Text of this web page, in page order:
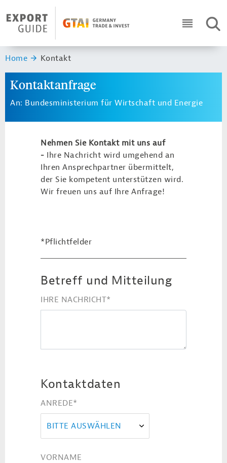
Header Logo
ICON
Sie sind hier:
Home Kontakt
Kontaktanfrage
An: Bundesministerium für Wirtschaft und Energie
Nehmen Sie Kontakt mit uns auf
- Ihre Nachricht wird umgehend an
Ihren Ansprechpartner übermittelt,
der Sie kompetent unterstützen wird.
Wir freuen uns auf Ihre Anfrage!
*Pflichtfelder
Betreff und Mitteilung
IHRE NACHRICHT*
Kontaktdaten
ANREDE*
BITTE AUSWÄHLEN
VORNAME